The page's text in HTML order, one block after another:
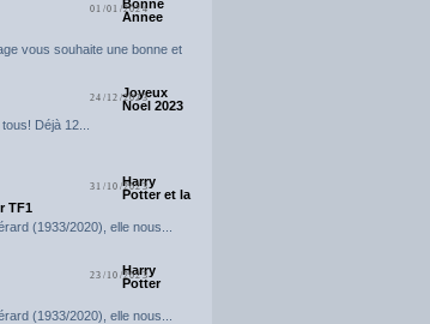
01/01/2024
Bonne
Annee
vous souhaite une bonne et
24/12/2023
Joyeux
Noel 2023
Déjà 12...
31/10/2023
Harry
Potter et la
TF1
(1933/2020), elle nous...
23/10/2023
Harry
Potter
(1933/2020), elle nous...